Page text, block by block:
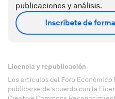
publicaciones y análisis.
Inscríbete de
Licencia y republicación
Los artículos del Foro Económico
publicarse de acuerdo con la